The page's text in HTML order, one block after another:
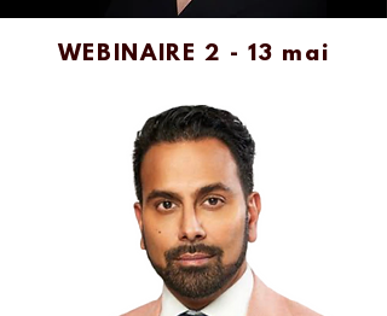
Dr Karim Sayed
« Complications injectables »
Dr Karim Sayed
WEBINAIRE 2 - 13 mai